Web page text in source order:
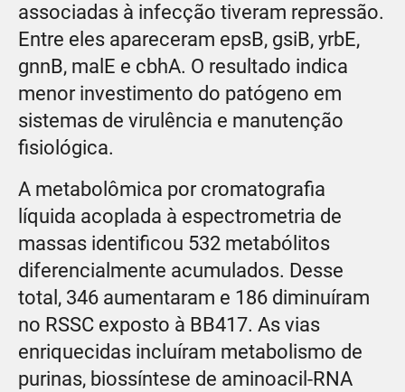
associadas à infecção tiveram repressão.
Entre eles apareceram epsB, gsiB, yrbE,
gnnB, malE e cbhA. O resultado indica
menor investimento do patógeno em
sistemas de virulência e manutenção
fisiológica.
A metabolômica por cromatografia
líquida acoplada à espectrometria de
massas identificou 532 metabólitos
diferencialmente acumulados. Desse
total, 346 aumentaram e 186 diminuíram
no RSSC exposto à BB417. As vias
enriquecidas incluíram metabolismo de
purinas, biossíntese de aminoacil-RNA